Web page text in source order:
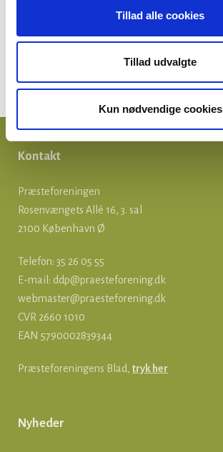
Tillad alle cookies
Tillad udvalgte
Kun nødvendige cookies
Kontakt
Præsteforeningen
Rosenvængets Allé 16, 3. sal
2100 København Ø
Telefon: 35 26 05 55
E-mail: ddp@praesteforening.dk
webmaster@praesteforening.dk
CVR 2660 1010
EAN 5790002839344
Præsteforeningens Blad, tryk her
Nyheder